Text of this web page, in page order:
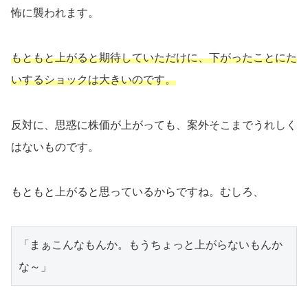
怖に襲われます。
もともと上がると期待していただけに、下がったことにた
いするショックは大きいのです。
反対に、思惑に株価が上がっても、案外そこまでうれしく
はないものです。
もともと上がると思っているからですね。むしろ、
「まぁこんなもんか。もうちょっと上がらないもんか
な～」